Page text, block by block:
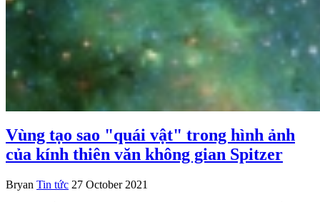
Vùng tạo sao "quái vật" trong hình ảnh
của kính thiên văn không gian Spitzer
Bryan Tin tức 27 October 2021